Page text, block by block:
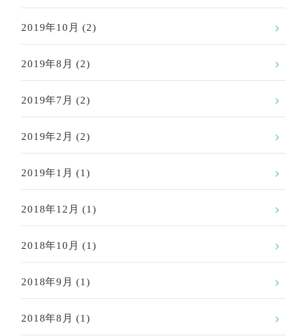
2019年10月 (2)
2019年8月 (2)
2019年7月 (2)
2019年2月 (2)
2019年1月 (1)
2018年12月 (1)
2018年10月 (1)
2018年9月 (1)
2018年8月 (1)